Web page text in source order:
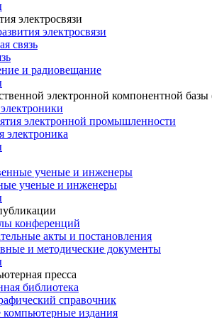
электросвязи
электросвязи
связь
и радиовещание
электронной компонентной
электронной промышленности
электроника
ученые и инженеры
ученые и инженеры
конференций
акты и постановления
и методические документы
пресса
библиотека
справочник
издания